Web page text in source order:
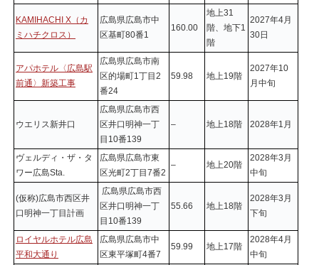
KAMIHACHI X（カ
ミハチクロス）
広島県広島市中
区基町80番1
160.00
地上31
階、地下1
階
2027年4月
30日
アパホテル〈広島駅
前通〉新築工事
広島県広島市南
区的場町1丁目2
番24
59.98 地上19階
2027年10
月中旬
ウエリス新井口
広島県広島市西
区井口明神一丁
目10番139
– 地上18階 2028年1月
ヴェルディ・ザ・タ
ワー広島Sta.
広島県広島市東
区光町2丁目7番2
– 地上20階
2028年3月
中旬
(仮称)広島市西区井
口明神一丁目計画
広島県広島市西
区井口明神一丁
目10番139
55.66 地上18階
2028年3月
下旬
ロイヤルホテル広島
平和大通り
広島県広島市中
区東平塚町4番7
59.99 地上17階
2028年4月
中旬